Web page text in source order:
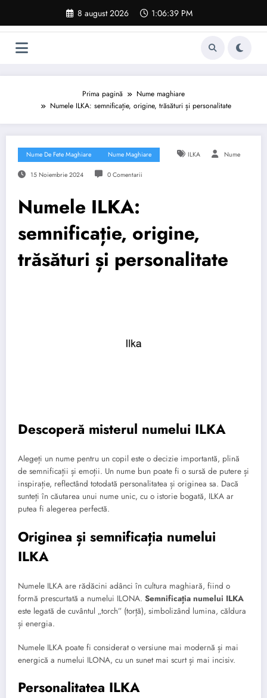
conținut
8 august 2026 1:06:40 PM
Prima pagină
Nume maghiare
Numele ILKA: semnificație, origine, trăsături și personalitate
Nume De Fete Maghiare Nume Maghiare ILKA Nume
15 Noiembrie 2024 0 Comentarii
Numele ILKA:
semnificație, origine,
trăsături și personalitate
Descoperă misterul numelui ILKA
Alegeți un nume pentru un copil este o decizie importantă, plină
de semnificații și emoții. Un nume bun poate fi o sursă de putere și
inspirație, reflectând totodată personalitatea și originea sa. Dacă
sunteți în căutarea unui nume unic, cu o istorie bogată, ILKA ar
putea fi alegerea perfectă.
Originea și semnificația numelui
ILKA
Numele ILKA are rădăcini adânci în cultura maghiară, fiind o
formă prescurtată a numelui ILONA. Semnificația numelui ILKA
este legată de cuvântul „torch” (torță), simbolizând lumina, căldura
și energia.
Numele ILKA poate fi considerat o versiune mai modernă și mai
energică a numelui ILONA, cu un sunet mai scurt și mai incisiv.
Personalitatea ILKA